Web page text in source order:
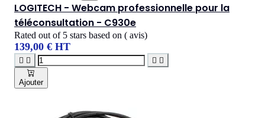
LOGITECH - Webcam professionnelle pour la
téléconsultation - C930e
Rated out of 5 stars based on ( avis)
139,00 € HT
   
Ajouter